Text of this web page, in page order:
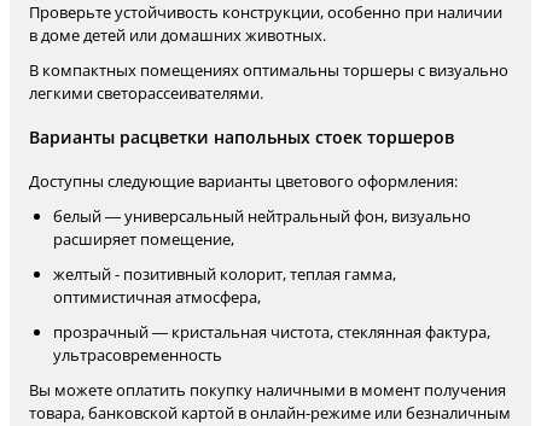
Проверьте устойчивость конструкции, особенно при наличии
в доме детей или домашних животных.
В компактных помещениях оптимальны торшеры с визуально
легкими светорассеивателями.
Варианты расцветки напольных стоек торшеров
Доступны следующие варианты цветового оформления:
белый — универсальный нейтральный фон, визуально
расширяет помещение,
желтый - позитивный колорит, теплая гамма,
оптимистичная атмосфера,
прозрачный — кристальная чистота, стеклянная фактура,
ультрасовременность
Вы можете оплатить покупку наличными в момент получения
товара, банковской картой в онлайн-режиме или безналичным